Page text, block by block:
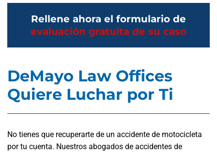
Rellene ahora el formulario de
evaluación gratuita de su caso
DeMayo Law Offices
Quiere Luchar por Ti
No tienes que recuperarte de un accidente de motocicleta
por tu cuenta. Nuestros abogados de accidentes de